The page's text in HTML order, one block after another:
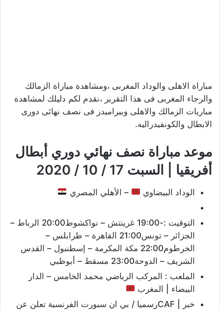
مباراة الاهلى والوداد المغربى ،ومشاهدة مباراة الزمالك
والرجاء المغربى فى هذا التقرير ،نقدم لكم دليلك لمشاهدة
مباريات الزمالك والاهلى وبيراميدز فى نصف نهائى دورى
الابطال والكونفيدراليه.
موعد مباراة نصف نهائي دوري أبطال
أفريقيا | السبت 17 / 10 / 2020
الوداد البيضاوي – الأهلي المصري
التوقيت :-19:00 غرينتش – نواكشوط20:00 الرباط –
الجزائر – تونس21:00 القاهرة – طرابلس –
الخرطوم22:00 مكة المكرمة – إسطنبول – القدس
الشريف – الدوحة23:00 مسقط – أبوظبي
الملعب : المركب الرياضي محمد الخامس – الدار
البيضاء | المغرب
خبر | CAFرسميا / بي ان سبورت الفرنسية تعلن عن